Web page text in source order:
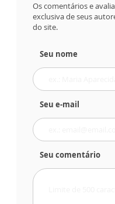
Os comentários e
exclusiva de seus
do site.
Seu nome
Seu e-mail
Seu comentário